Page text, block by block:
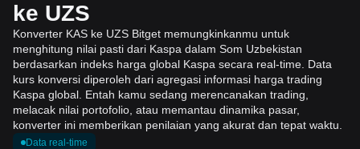
ke UZS
Konverter KAS ke UZS Bitget memungkinkanmu untuk
menghitung nilai pasti dari Kaspa dalam Som Uzbekistan
berdasarkan indeks harga global Kaspa secara real-time. Data
kurs konversi diperoleh dari agregasi informasi harga trading
Kaspa global. Entah kamu sedang merencanakan trading,
melacak nilai portofolio, atau memantau dinamika pasar,
konverter ini memberikan penilaian yang akurat dan tepat waktu.
Data real-time